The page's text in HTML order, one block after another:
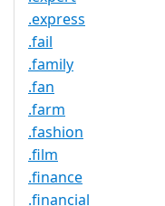
.express
.fail
.family
.fan
.farm
.fashion
.film
.finance
.financial